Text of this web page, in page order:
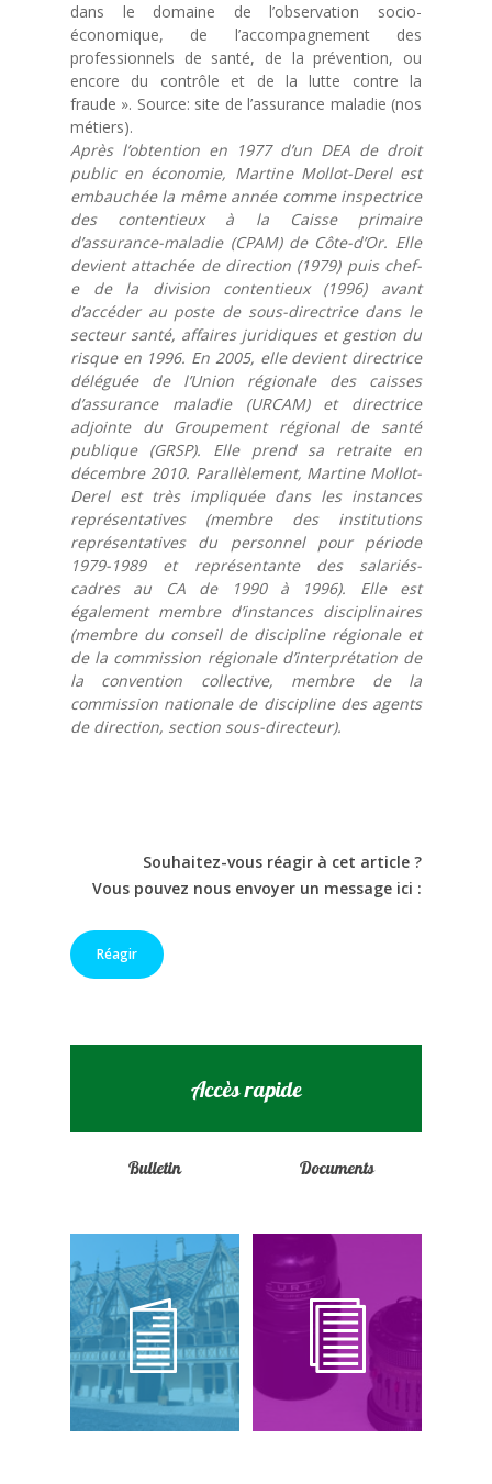
dans le domaine de l’observation socio-
économique, de l’accompagnement des
professionnels de santé, de la prévention, ou
encore du contrôle et de la lutte contre la
fraude ». Source: site de l’assurance maladie (nos
métiers).
Après l’obtention en 1977 d’un DEA de droit
public en économie, Martine Mollot-Derel est
embauchée la même année comme inspectrice
des contentieux à la Caisse primaire
d’assurance-maladie (CPAM) de Côte-d’Or. Elle
devient attachée de direction (1979) puis chef-
e de la division contentieux (1996) avant
d’accéder au poste de sous-directrice dans le
secteur santé, affaires juridiques et gestion du
risque en 1996. En 2005, elle devient directrice
déléguée de l’Union régionale des caisses
d’assurance maladie (URCAM) et directrice
adjointe du Groupement régional de santé
publique (GRSP). Elle prend sa retraite en
décembre 2010. Parallèlement, Martine Mollot-
Derel est très impliquée dans les instances
représentatives (membre des institutions
représentatives du personnel pour période
1979-1989 et représentante des salariés-
cadres au CA de 1990 à 1996). Elle est
également membre d’instances disciplinaires
(membre du conseil de discipline régionale et
de la commission régionale d’interprétation de
la convention collective, membre de la
commission nationale de discipline des agents
de direction, section sous-directeur).
Souhaitez-vous réagir à cet article ?
Vous pouvez nous envoyer un message ici :
Réagir
Accès rapide
Bulletin Documents